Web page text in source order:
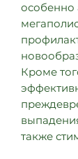
особенно
Кроме
также